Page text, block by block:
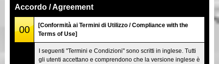
Tokyo Shinagawa
Tokyo Akihabara#2 Tokyo Shibuya
Tokyo Shibuya Annex Tokyo Bay
Tokyo Asakusa Osaka
Accordo / Agreement
00
[Conformità ai Termini di Utilizzo / Compliance with the
Terms of Use]
I seguenti "Termini e Condizioni" sono scritti in inglese. Tutti
gli utenti accettano e comprendono che la versione inglese è